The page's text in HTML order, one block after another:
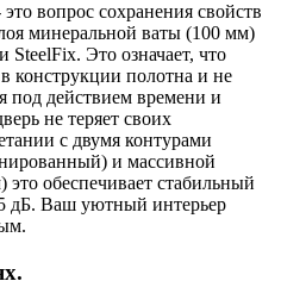
вопрос сохранения свойств
минеральной ваты (100 мм)
Это означает, что
конструкции полотна и не
под действием времени и
не теряет своих
с двумя контурами
и массивной
обеспечивает стабильный
дБ. Ваш уютный интерьер